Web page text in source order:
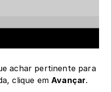
achar pertinente para
clique em Avançar.